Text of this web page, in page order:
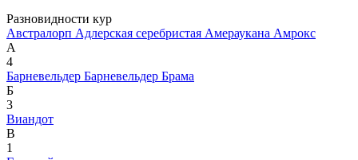
Разновидности кур
Австралорп Адлерская серебристая Амераукана Амрокс
А
4
Барневельдер Барневельдер Брама
Б
3
Виандот
В
1